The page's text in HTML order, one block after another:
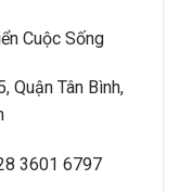
Cuộc Sống
Quận Tân Bình,
3601 6797